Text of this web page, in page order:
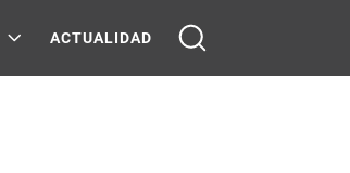
ACTUALIDAD